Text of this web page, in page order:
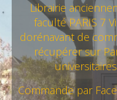
Librairie
faculté PARIS 7
dorénavant de
récupérer sur
Commande par